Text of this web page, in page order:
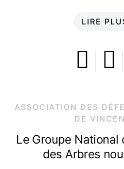
LIRE
ASSOCIATION DES
DE
Le Groupe National
des Arbres